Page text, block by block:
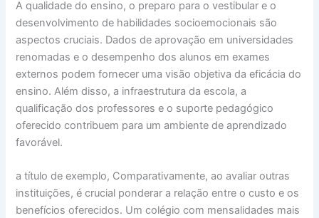
A qualidade do ensino, o preparo para o vestibular e o
desenvolvimento de habilidades socioemocionais são
aspectos cruciais. Dados de aprovação em universidades
renomadas e o desempenho dos alunos em exames
externos podem fornecer uma visão objetiva da eficácia do
ensino. Além disso, a infraestrutura da escola, a
qualificação dos professores e o suporte pedagógico
oferecido contribuem para um ambiente de aprendizado
favorável.
a título de exemplo, Comparativamente, ao avaliar outras
instituições, é crucial ponderar a relação entre o custo e os
benefícios oferecidos. Um colégio com mensalidades mais